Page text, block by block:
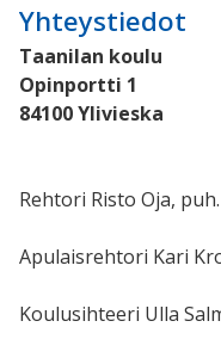
Yhteystiedot
Taanilan koulu
Opinportti 1
84100 Ylivieska
Rehtori Risto Oja,
Apulaisrehtori Kari
Koulusihteeri Ulla